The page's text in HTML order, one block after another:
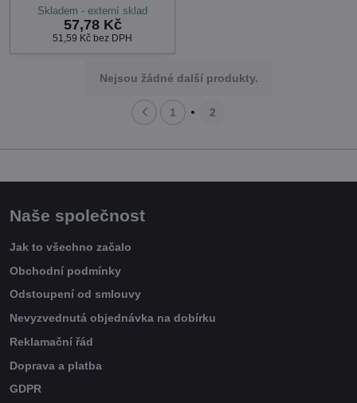
Skladem - externí sklad
57,78 Kč
51,59 Kč bez DPH
Nejsou žádné další produkty.
1 2
Naše společnost
Jak to všechno začalo
Obchodní podmínky
Odstoupení od smlouvy
Nevyzvednutá objednávka na dobírku
Reklamační řád
Doprava a platba
GDPR